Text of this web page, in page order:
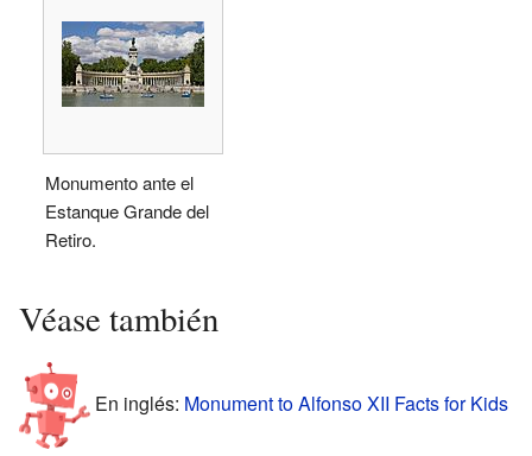
Monumento ante el
Estanque Grande del
Retiro.
Véase también
En inglés: Monument to Alfonso XII Facts for Kids